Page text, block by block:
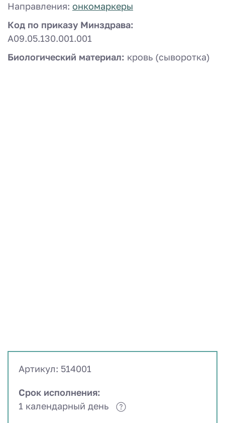
Направления: онкомаркеры
Код по приказу Минздрава:
A09.05.130.001.001
Биологический материал: кровь (сыворотка)
Артикул: 514001
Срок исполнения:
1 календарный день